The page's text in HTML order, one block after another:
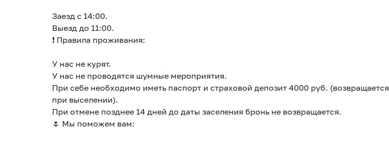
Заезд с 14:00.
Выезд до 11:00.
❗ Правила проживания:
У нас не курят.
У нас не проводятся шумные мероприятия.
При себе необходимо иметь паспорт и страховой депозит 4000 руб. (возвращается
при выселении).
При отмене позднее 14 дней до даты заселения бронь не возвращается.
🌷 Мы поможем вам: